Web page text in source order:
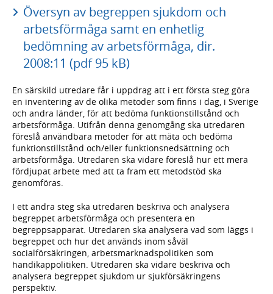
Översyn av begreppen sjukdom och
arbetsförmåga samt en enhetlig
bedömning av arbetsförmåga, dir.
2008:11 (pdf 95 kB)
En särskild utredare får i uppdrag att i ett första steg göra
en inventering av de olika metoder som finns i dag, i Sverige
och andra länder, för att bedöma funktionstillstånd och
arbetsförmåga. Utifrån denna genomgång ska utredaren
föreslå användbara metoder för att mäta och bedöma
funktionstillstånd och/eller funktionsnedsättning och
arbetsförmåga. Utredaren ska vidare föreslå hur ett mera
fördjupat arbete med att ta fram ett metodstöd ska
genomföras.
I ett andra steg ska utredaren beskriva och analysera
begreppet arbetsförmåga och presentera en
begreppsapparat. Utredaren ska analysera vad som läggs i
begreppet och hur det används inom såväl
socialförsäkringen, arbetsmarknadspolitiken som
handikappolitiken. Utredaren ska vidare beskriva och
analysera begreppet sjukdom ur sjukförsäkringens
perspektiv.